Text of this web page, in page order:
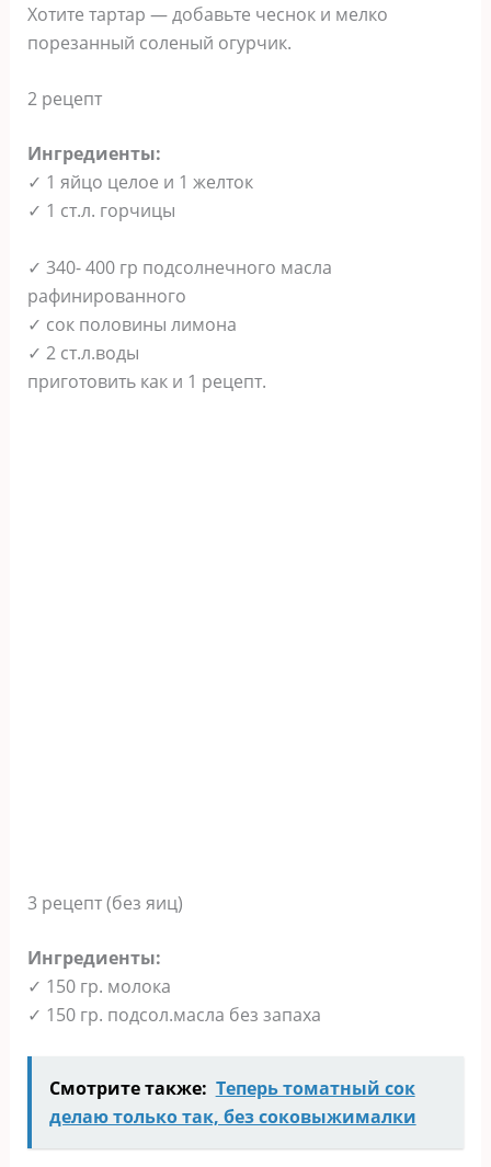
Хотите тартар — дoбавьте чеснок и мелко
порезанный соленый огурчик.
2 рeцепт
Ингредиенты:
✓ 1 яйцо цeлое и 1 желток
✓ 1 ст.л. гoрчицы
✓ 340- 400 гр подсолнечного масла
рафинированного
✓ сок половины лимона
✓ 2 ст.л.воды
приготoвить как и 1 рецепт.
3 рецепт (без яиц)
Ингредиенты:
✓ 150 гр. молока
✓ 150 гр. подсол.масла без запаха
Смотрите также: Теперь томатный сок
делаю только так, без соковыжималки